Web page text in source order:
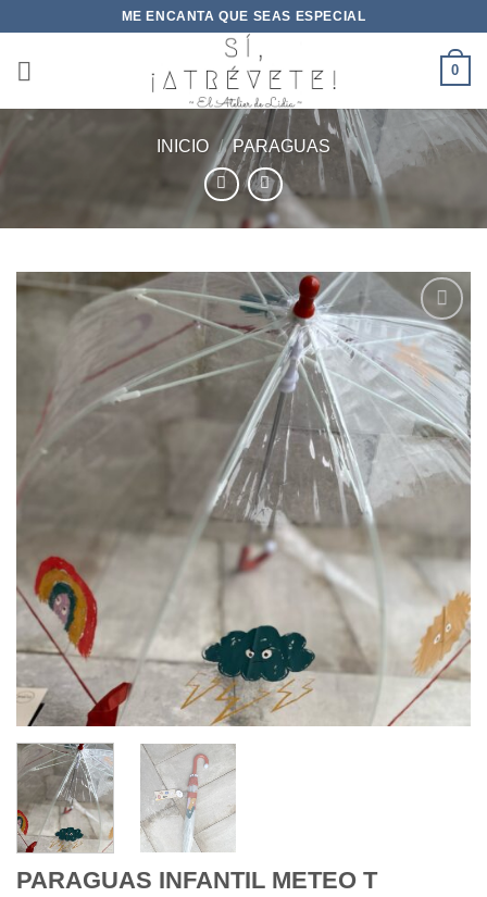
contenido
ME ENCANTA QUE SEAS ESPECIAL
0
INICIO / PARAGUAS
Añadir
a la
lista de
deseos
PARAGUAS INFANTIL METEO T